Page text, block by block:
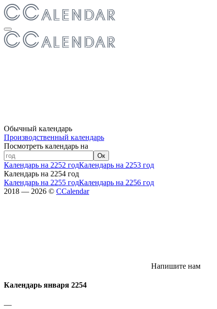
Обычный календарь
Производственный календарь
Посмотреть календарь на
Ок
Календарь на 2252 годКалендарь на 2253 год
Календарь на 2254 год
Календарь на 2255 годКалендарь на 2256 год
2018 — 2026 © CCalendar
Напишите нам
Календарь января 2254
—